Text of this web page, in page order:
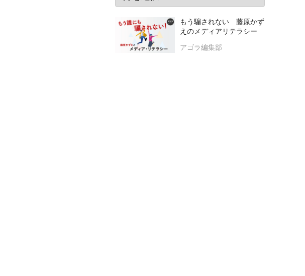
もう騙されない 藤原かず
えのメディアリテラシー
アゴラ編集部